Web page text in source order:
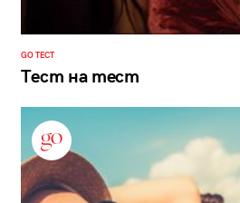
GO ТЕСТ
Тест на тест